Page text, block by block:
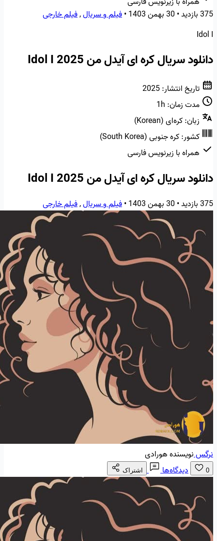
375 بازدید
• 30 بهمن 1403 •فیلم و سریال,فیلم خارجی
Idol I
دانلود سریال کره ای آیدل من Idol I 2025
تاریخ انتشار:2025
مدت زمان: 1h
زبان:کره‌ای (Korean)
کشور:کره جنوبی (South Korea)
همراه با زیرنویس فارسی
دانلود سریال کره ای آیدل من Idol I 2025
375 بازدید • 30 بهمن 1403 •فیلم و سریال,فیلم خارجی
نرگسنویسنده هورادی
0 دیدگاه‌ها اشتراک